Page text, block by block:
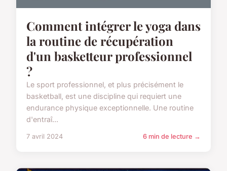
Comment intégrer le yoga dans
la routine de récupération
d'un basketteur professionnel
?
Le sport professionnel, et plus précisément le
basketball, est une discipline qui requiert une
endurance physique exceptionnelle. Une routine
d'entraî...
7 avril 2024 6 min de lecture →